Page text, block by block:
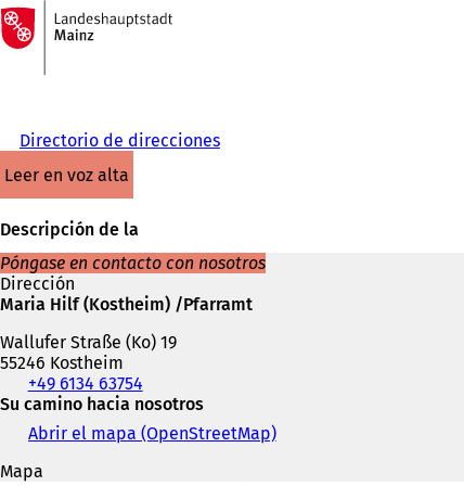
Saltar al contenido
A
la
página
Directorio de direcciones
leer en voz alta
Descripción de la
Póngase en contacto con nosotros
Dirección
Maria Hilf (Kostheim) /Pfarramt
Wallufer Straße (Ko) 19
55246 Kostheim
Teléfono,
fax
dirección
de
+49 6134 63754
Su camino hacia nosotros
Abrir el mapa (OpenStreetMap)(
Mapa